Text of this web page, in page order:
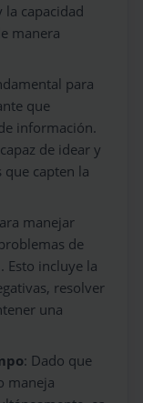
la capacidad
manera
para
que
información.
de idear y
capten la
manejar
de
Esto incluye la
resolver
una
: Dado que
maneja